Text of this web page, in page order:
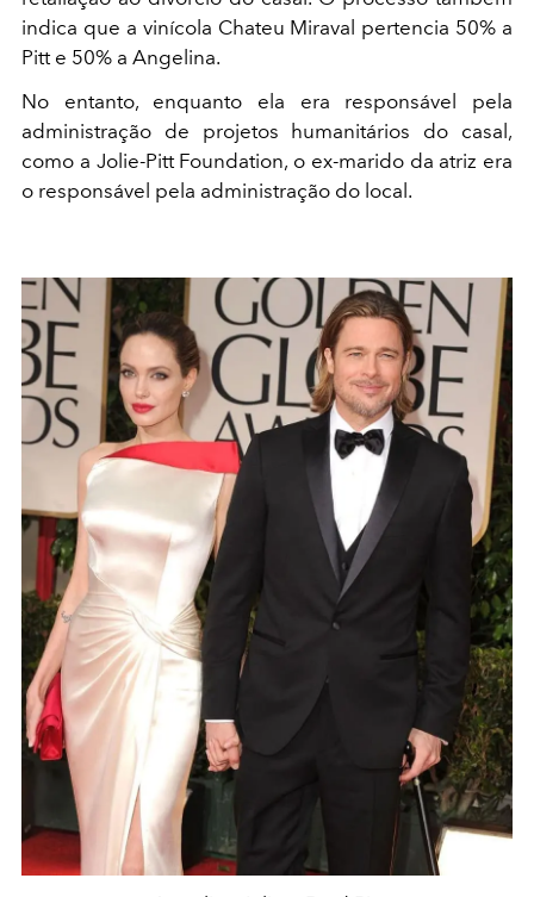
indica que a vinícola Chateu Miraval pertencia 50% a
Pitt e 50% a Angelina.
No entanto, enquanto ela era responsável pela
administração de projetos humanitários do casal,
como a Jolie-Pitt Foundation, o ex-marido da atriz era
o responsável pela administração do local.